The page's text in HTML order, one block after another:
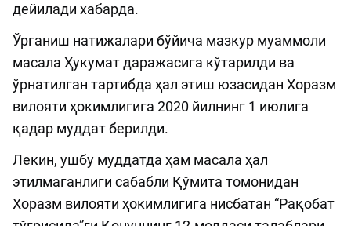
дейилади хабарда.
Ўрганиш натижалари бўйича мазкур муаммоли
масала Ҳукумат даражасига кўтарилди ва
ўрнатилган тартибда ҳал этиш юзасидан Хоразм
вилояти ҳокимлигига 2020 йилнинг 1 июлига
қадар муддат берилди.
Лекин, ушбу муддатда ҳам масала ҳал
этилмаганлиги сабабли Қўмита томонидан
Хоразм вилояти ҳокимлигига нисбатан “Рақобат